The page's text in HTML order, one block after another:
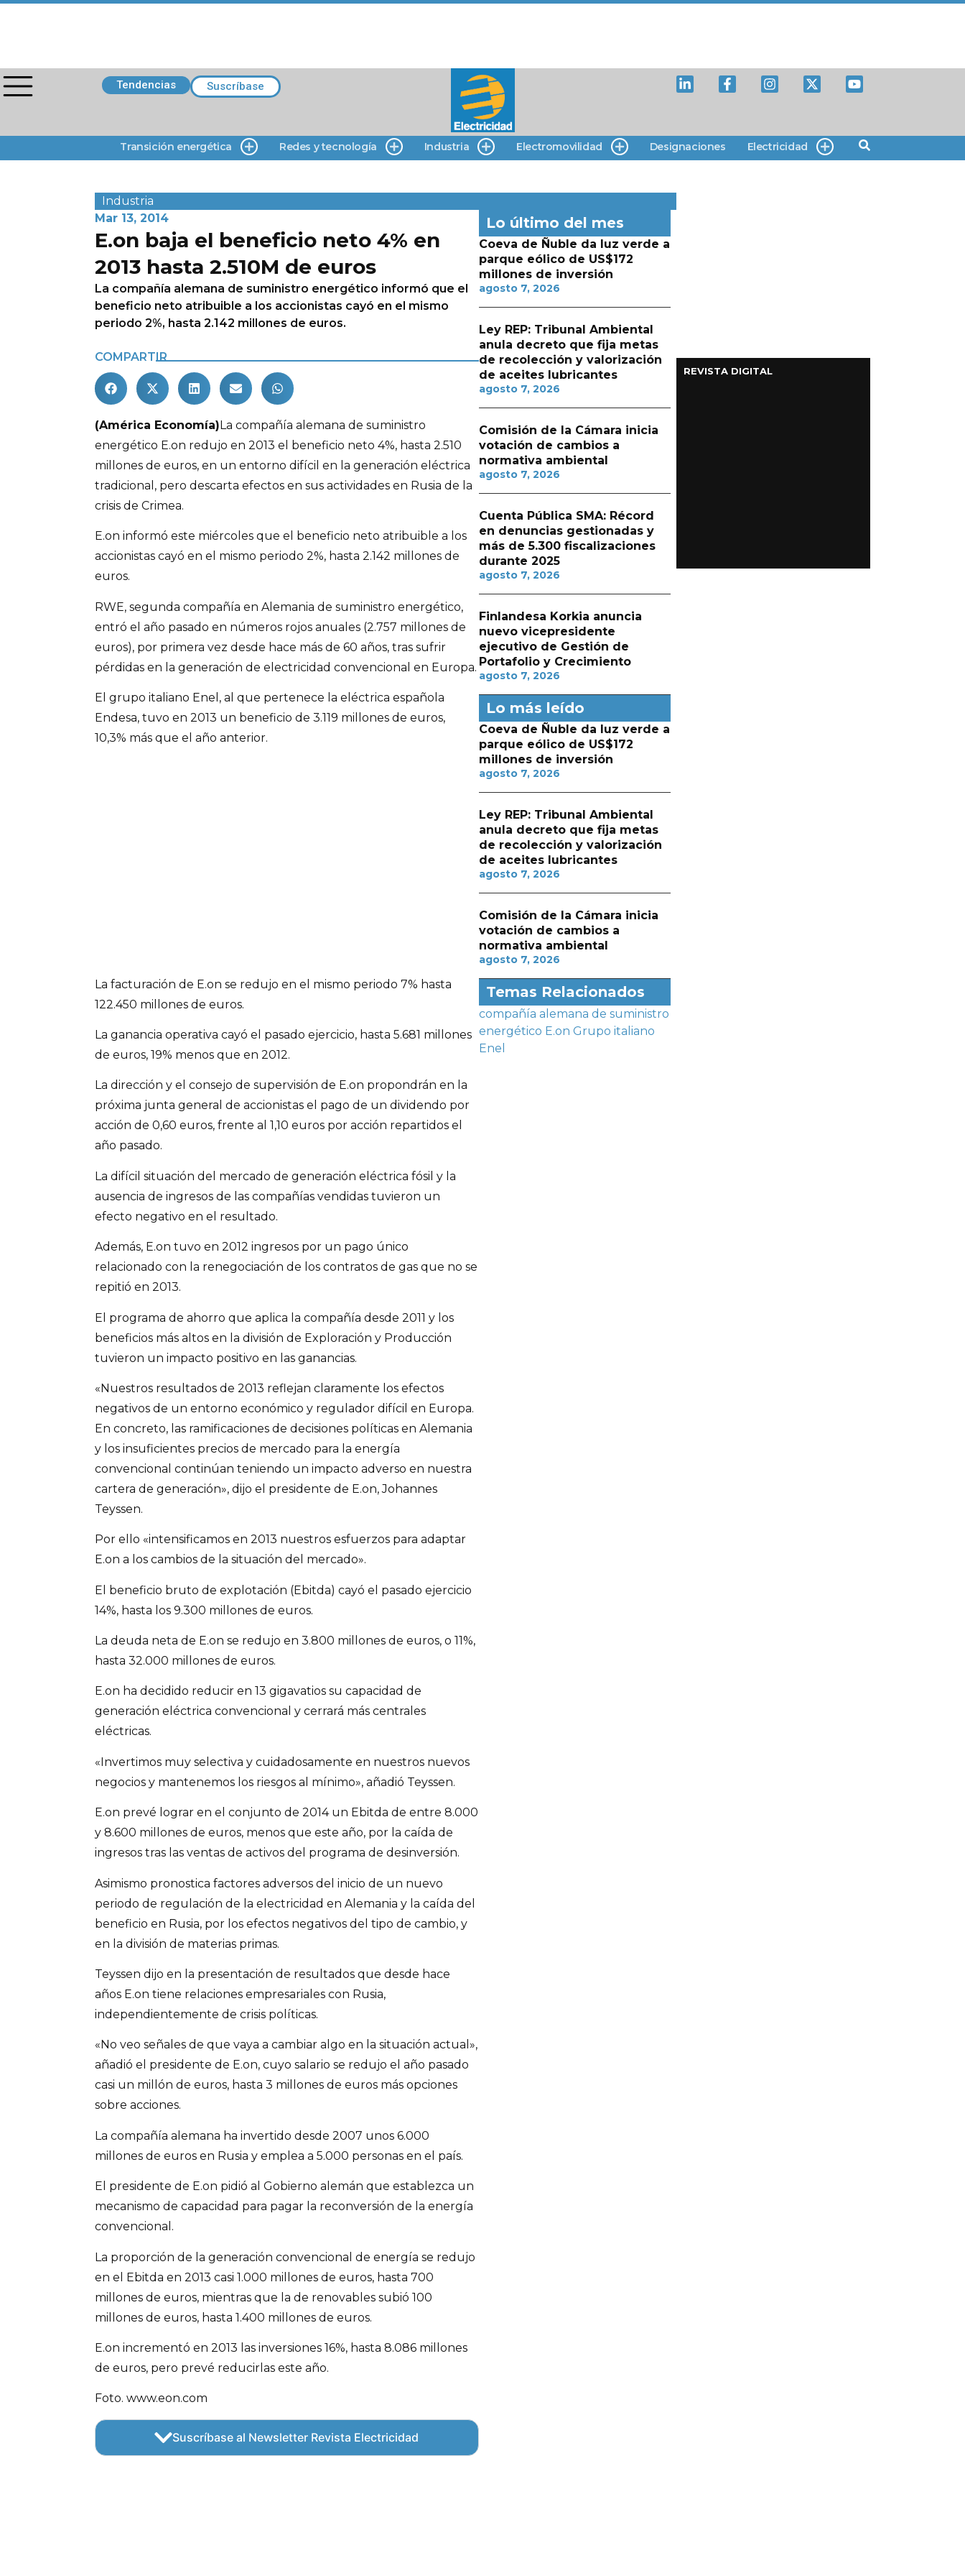
Tendencias Suscríbase
Transición energética Redes y tecnología Industria Electromovilidad Designaciones Electricidad
Industria
Mar 13, 2014
E.on baja el beneficio neto 4% en
2013 hasta 2.510M de euros
La compañía alemana de suministro energético informó que el
beneficio neto atribuible a los accionistas cayó en el mismo
periodo 2%, hasta 2.142 millones de euros.
COMPARTIR
(América Economía)La compañía alemana de suministro
energético E.on redujo en 2013 el beneficio neto 4%, hasta 2.510
millones de euros, en un entorno difícil en la generación eléctrica
tradicional, pero descarta efectos en sus actividades en Rusia de la
crisis de Crimea.
E.on informó este miércoles que el beneficio neto atribuible a los
accionistas cayó en el mismo periodo 2%, hasta 2.142 millones de
euros.
RWE, segunda compañía en Alemania de suministro energético,
entró el año pasado en números rojos anuales (2.757 millones de
euros), por primera vez desde hace más de 60 años, tras sufrir
pérdidas en la generación de electricidad convencional en Europa.
El grupo italiano Enel, al que pertenece la eléctrica española
Endesa, tuvo en 2013 un beneficio de 3.119 millones de euros,
10,3% más que el año anterior.
La facturación de E.on se redujo en el mismo periodo 7% hasta
122.450 millones de euros.
La ganancia operativa cayó el pasado ejercicio, hasta 5.681 millones
de euros, 19% menos que en 2012.
La dirección y el consejo de supervisión de E.on propondrán en la
próxima junta general de accionistas el pago de un dividendo por
acción de 0,60 euros, frente al 1,10 euros por acción repartidos el
año pasado.
La difícil situación del mercado de generación eléctrica fósil y la
ausencia de ingresos de las compañías vendidas tuvieron un
efecto negativo en el resultado.
Además, E.on tuvo en 2012 ingresos por un pago único
relacionado con la renegociación de los contratos de gas que no se
repitió en 2013.
El programa de ahorro que aplica la compañía desde 2011 y los
beneficios más altos en la división de Exploración y Producción
tuvieron un impacto positivo en las ganancias.
«Nuestros resultados de 2013 reflejan claramente los efectos
negativos de un entorno económico y regulador difícil en Europa.
En concreto, las ramificaciones de decisiones políticas en Alemania
y los insuficientes precios de mercado para la energía
convencional continúan teniendo un impacto adverso en nuestra
cartera de generación», dijo el presidente de E.on, Johannes
Teyssen.
Por ello «intensificamos en 2013 nuestros esfuerzos para adaptar
E.on a los cambios de la situación del mercado».
El beneficio bruto de explotación (Ebitda) cayó el pasado ejercicio
14%, hasta los 9.300 millones de euros.
La deuda neta de E.on se redujo en 3.800 millones de euros, o 11%,
hasta 32.000 millones de euros.
E.on ha decidido reducir en 13 gigavatios su capacidad de
generación eléctrica convencional y cerrará más centrales
eléctricas.
«Invertimos muy selectiva y cuidadosamente en nuestros nuevos
negocios y mantenemos los riesgos al mínimo», añadió Teyssen.
E.on prevé lograr en el conjunto de 2014 un Ebitda de entre 8.000
y 8.600 millones de euros, menos que este año, por la caída de
ingresos tras las ventas de activos del programa de desinversión.
Asimismo pronostica factores adversos del inicio de un nuevo
periodo de regulación de la electricidad en Alemania y la caída del
beneficio en Rusia, por los efectos negativos del tipo de cambio, y
en la división de materias primas.
Teyssen dijo en la presentación de resultados que desde hace
años E.on tiene relaciones empresariales con Rusia,
independientemente de crisis políticas.
«No veo señales de que vaya a cambiar algo en la situación actual»,
añadió el presidente de E.on, cuyo salario se redujo el año pasado
casi un millón de euros, hasta 3 millones de euros más opciones
sobre acciones.
La compañía alemana ha invertido desde 2007 unos 6.000
millones de euros en Rusia y emplea a 5.000 personas en el país.
El presidente de E.on pidió al Gobierno alemán que establezca un
mecanismo de capacidad para pagar la reconversión de la energía
convencional.
La proporción de la generación convencional de energía se redujo
en el Ebitda en 2013 casi 1.000 millones de euros, hasta 700
millones de euros, mientras que la de renovables subió 100
millones de euros, hasta 1.400 millones de euros.
E.on incrementó en 2013 las inversiones 16%, hasta 8.086 millones
de euros, pero prevé reducirlas este año.
Foto. www.eon.com
Suscríbase al Newsletter Revista Electricidad
Lo último del mes
Coeva de Ñuble da luz verde a
parque eólico de US$172
millones de inversión
agosto 7, 2026
Ley REP: Tribunal Ambiental
anula decreto que fija metas
de recolección y valorización
de aceites lubricantes
agosto 7, 2026
Comisión de la Cámara inicia
votación de cambios a
normativa ambiental
agosto 7, 2026
Cuenta Pública SMA: Récord
en denuncias gestionadas y
más de 5.300 fiscalizaciones
durante 2025
agosto 7, 2026
Finlandesa Korkia anuncia
nuevo vicepresidente
ejecutivo de Gestión de
Portafolio y Crecimiento
agosto 7, 2026
Lo más leído
Coeva de Ñuble da luz verde a
parque eólico de US$172
millones de inversión
agosto 7, 2026
Ley REP: Tribunal Ambiental
anula decreto que fija metas
de recolección y valorización
de aceites lubricantes
agosto 7, 2026
Comisión de la Cámara inicia
votación de cambios a
normativa ambiental
agosto 7, 2026
Temas Relacionados
compañía alemana de suministro
energético E.on Grupo italiano
Enel
REVISTA DIGITAL